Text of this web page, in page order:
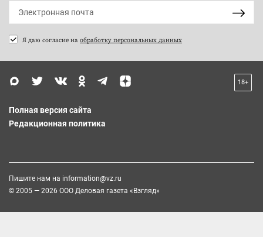
Я даю согласие на обработку персональных данных
18+
Полная версия сайта
Редакционная политика
Пишите нам на information@vz.ru
© 2005 — 2026 ООО Деловая газета «Взгляд»